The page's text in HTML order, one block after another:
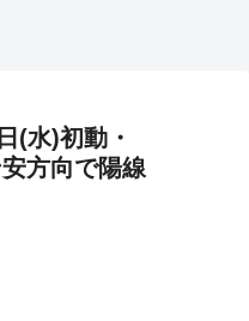
(水)初動・
方向で陽線